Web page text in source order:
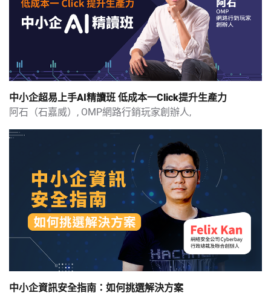
TikTok香港授權官方代理親授全球搵客攻略｜破局出海迎電商新時代
AI圖片生成教學 - Canva
AI圖片生成教學 - 大型語言模型（LLM）
AI圖片生成教學 - Midjourney
AI圖片生成教學 - Leonardo Ai
百萬流量帳號創辦人親授 中國網上營銷實戰班
OpenAI員工逼宮董事會｜ChatGPT隨時熄機！中小企點部署？
社交媒體玩法大洗牌 一堂掌握內容營銷新趨勢
中小企超易上手AI精讀班 低成本一Click提升生產力
阿石（石嘉威）, OMP網路行銷玩家創辦人,
中小企資訊安全指南：如何挑選解決方案